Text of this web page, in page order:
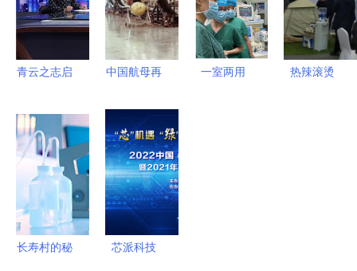
司，聚焦新
兴技术研发
成立聚焦新
兴能源技术
研发
高地
青云之志启
媛携江西新
节铸就新兴
能源科技高
地
中国航母再
越式革命技
术引领全
球，仅中美
掌握新兴能
源研发
一室两用
热辣滚烫
长寿村的秘
芯派科技